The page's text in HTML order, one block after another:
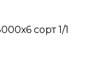
сорт 1/1